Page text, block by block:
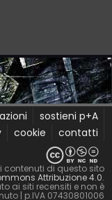
sostieni p+A
cookie contatti
contenuti di questo sito
Attribuzione 4.0.
ai siti recensiti e non è
| p.IVA 07430801006